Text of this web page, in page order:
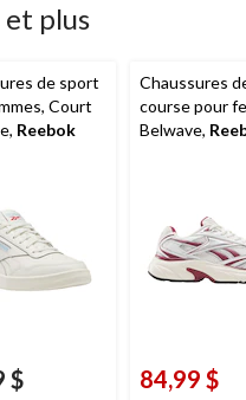
plus
de sport
Court
Reebok
$
Chaussures
course pour
Belwave,
84,99 $